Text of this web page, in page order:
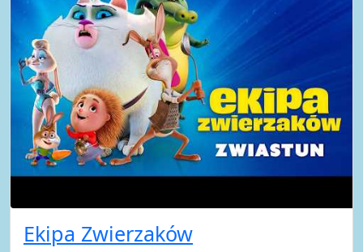
Ekipa Zwierzaków